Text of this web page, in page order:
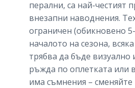
перални, са най-честият
внезапни наводнения.
ограничен (обикновено
началото на сезона,
трябва да бъде визуално
ръжда по оплетката или
има съмнения –